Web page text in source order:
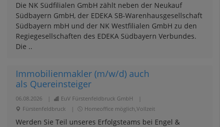
Die NK Südfilialen GmbH zählt neben der Neukauf
Südbayern GmbH, der EDEKA SB-Warenhausgesellschaft
Südbayern mbH und der NK Westfilialen GmbH zu den
Regiegesellschaften des EDEKA Südbayern Verbundes.
Die ..
Immobilienmakler (m/w/d) auch
als Quereinsteiger
06.08.2026 EuV Fürstenfeldbruck GmbH
Fürstenfeldbruck
Homeoffice möglich,Vollzeit
Werden Sie Teil unseres Erfolgsteams bei Engel &